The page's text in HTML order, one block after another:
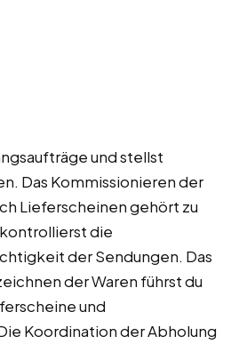
und stellst
Das Kommissionieren der
Lieferscheinen gehört zu
die
der Sendungen. Das
der Waren führst du
und
Koordination der Abholung